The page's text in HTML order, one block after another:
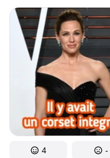
une autre vision de cette
les magazines.
4 -